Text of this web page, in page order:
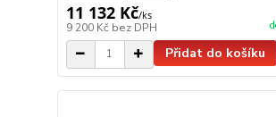
11 132 Kč/ks
9 200 Kč bez DPH
Přidat do košíku